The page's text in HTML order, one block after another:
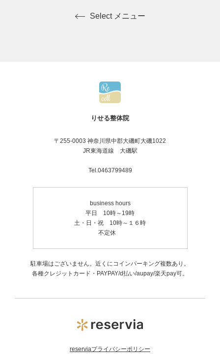
Select メニュー
りせる整体院
〒255-0003 神奈川県中郡大磯町大磯1022
JR東海道線 大磯駅
Tel.0463799489
business hours
平日 10時～19時
土・日・祝 10時～１６時
不定休
駐車場はございません。近くにコインパーキング複数あり。
各種クレジットカード・PAYPAY/d払い/aupay/楽天pay可。
reserviaプライバシーポリシー